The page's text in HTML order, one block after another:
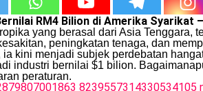
RM4 Bilion di Amerika Syarikat
yang berasal dari Asia
peningkatan tenaga, dan
kini menjadi subjek perdebatan
industri bernilai $1 bilion.
peraturan.